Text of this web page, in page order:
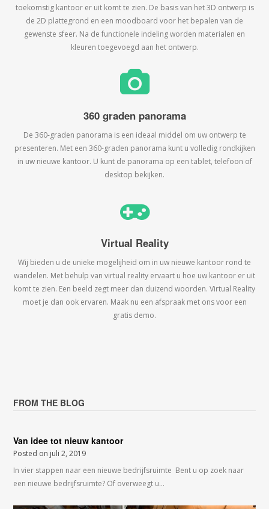
toekomstig kantoor er uit komt te zien. De basis van het 3D ontwerp is
de 2D plattegrond en een moodboard voor het bepalen van de
gewenste sfeer. Na de functionele indeling worden materialen en
kleuren toegevoegd aan het ontwerp.
360 graden panorama
De 360-graden panorama is een ideaal middel om uw ontwerp te
presenteren. Met een 360-graden panorama kunt u volledig rondkijken
in uw nieuwe kantoor. U kunt de panorama op een tablet, telefoon of
desktop bekijken.
Virtual Reality
Wij bieden u de unieke mogelijheid om in uw nieuwe kantoor rond te
wandelen. Met behulp van virtual reality ervaart u hoe uw kantoor er uit
komt te zien. Een beeld zegt meer dan duizend woorden. Virtual Reality
moet je dan ook ervaren. Maak nu een afspraak met ons voor een
gratis demo.
FROM THE BLOG
Van idee tot nieuw kantoor
Posted on juli 2, 2019
In vier stappen naar een nieuwe bedrijfsruimte Bent u op zoek naar
een nieuwe bedrijfsruimte? Of overweegt u…